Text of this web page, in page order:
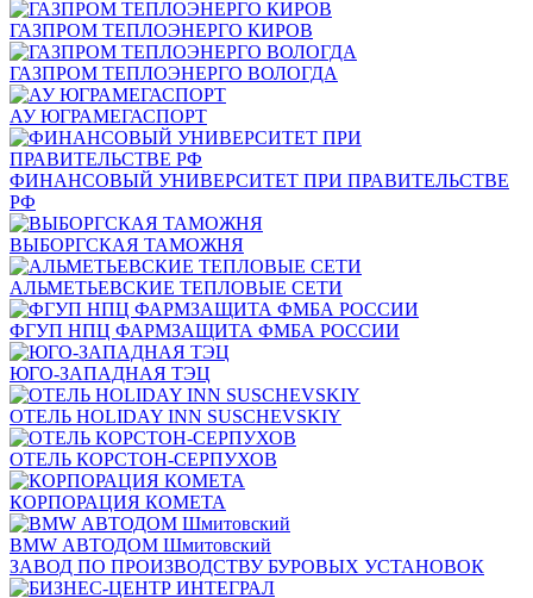
ГАЗПРОМ ТЕПЛОЭНЕРГО КИРОВ
ГАЗПРОМ ТЕПЛОЭНЕРГО ВОЛОГДА
АУ ЮГРАМЕГАСПОРТ
ФИНАНСОВЫЙ УНИВЕРСИТЕТ ПРИ ПРАВИТЕЛЬСТВЕ
РФ
ВЫБОРГСКАЯ ТАМОЖНЯ
АЛЬМЕТЬЕВСКИЕ ТЕПЛОВЫЕ СЕТИ
ФГУП НПЦ ФАРМЗАЩИТА ФМБА РОССИИ
ЮГО-ЗАПАДНАЯ ТЭЦ
ОТЕЛЬ HOLIDAY INN SUSCHEVSKIY
ОТЕЛЬ КОРСТОН-СЕРПУХОВ
КОРПОРАЦИЯ КОМЕТА
BMW АВТОДОМ Шмитовский
ЗАВОД ПО ПРОИЗВОДСТВУ БУРОВЫХ УСТАНОВОК